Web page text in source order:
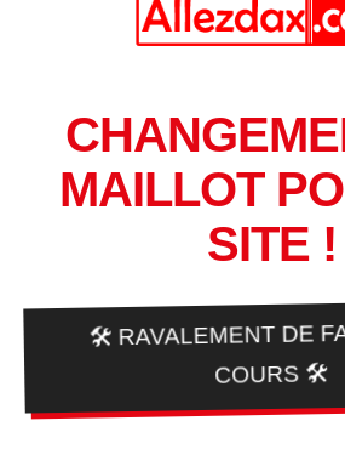
MAILLOT
SITE !
🛠️ RAVALEMENT DE
COURS 🛠️